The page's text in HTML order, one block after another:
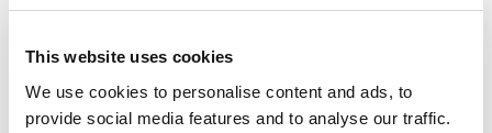
This website uses cookies
We use cookies to personalise content and ads, to
provide social media features and to analyse our traffic.
Kinderbett und Ausstattung für Kinder
Töpfchen usw.)
Kissenauswahl
Weckdienst